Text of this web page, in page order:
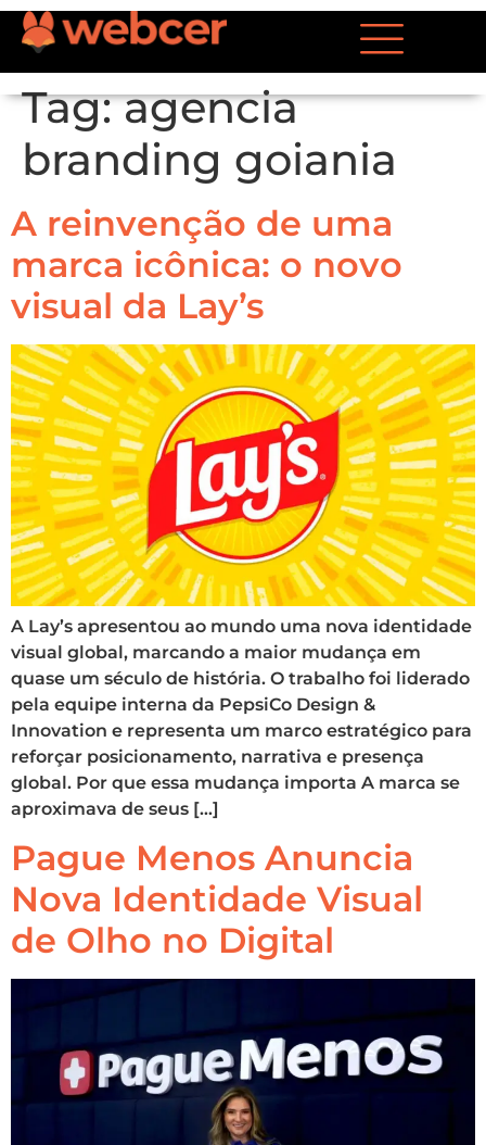
Tag:agencia
branding goiania
A reinvenção de uma
marca icônica: o novo
visual da Lay’s
A Lay’s apresentou ao mundo uma nova identidade
visual global, marcando a maior mudança em
quase um século de história. O trabalho foi liderado
pela equipe interna da PepsiCo Design &
Innovation e representa um marco estratégico para
reforçar posicionamento, narrativa e presença
global. Por que essa mudança importa A marca se
aproximava de seus […]
Pague Menos Anuncia
Nova Identidade Visual
de Olho no Digital